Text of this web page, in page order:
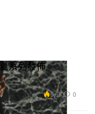
系列發佈
5.6K 0